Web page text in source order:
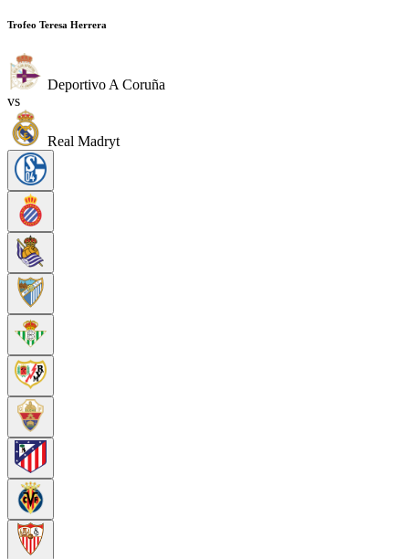
Trofeo Teresa Herrera
Deportivo A Coruña
vs
Real Madryt